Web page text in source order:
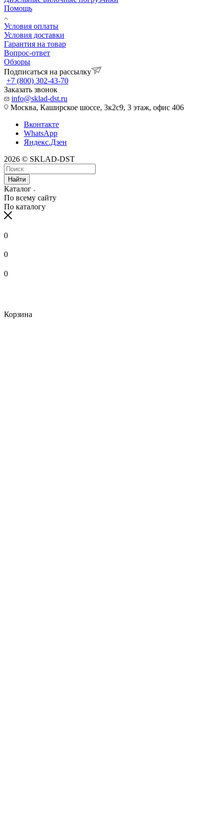
Помощь
Условия оплаты
Условия доставки
Гарантия на товар
Вопрос-ответ
Обзоры
Подписаться на рассылку
+7 (800) 302-43-70
Заказать звонок
info@sklad-dst.ru
Москва, Каширское шоссе, 3к2с9, 3 этаж, офис 406
Вконтакте
WhatsApp
Яндекс.Дзен
2026 © SKLAD-DST
Найти
Каталог
По всему сайту
По каталогу
0
0
0
Корзина